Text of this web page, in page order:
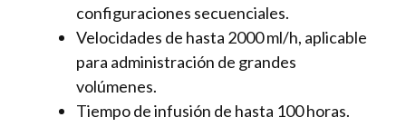
configuraciones secuenciales.
Velocidades de hasta 2000 ml/h, aplicable
para administración de grandes
volúmenes.
Tiempo de infusión de hasta 100 horas.